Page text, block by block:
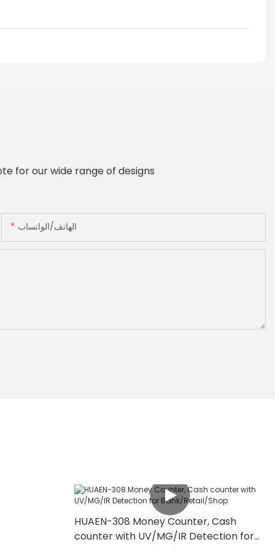
for our wide range of designs
الهاتف/الواتساب
HUAEN-308 Money Counter, Cash
counter with UV/MG/IR Detection for